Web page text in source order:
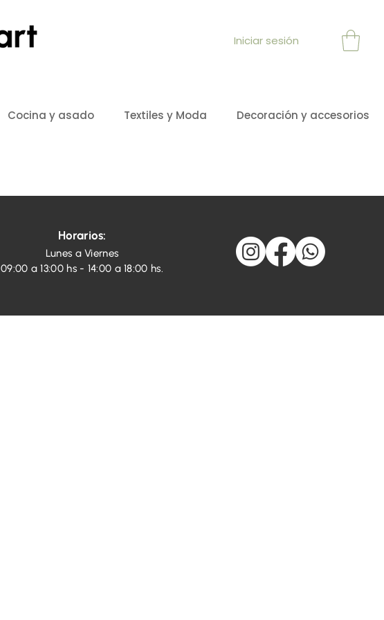
Iniciar sesión
Cocina y asado Textiles y Moda Decoración y accesorios
Horarios:
Lunes a Viernes
09:00 a 13:00 hs - 14:00 a 18:00 hs.